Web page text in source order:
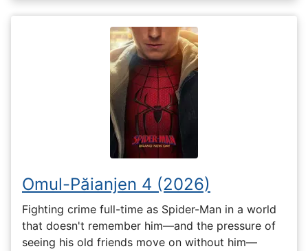
Omul-Păianjen 4 (2026)
Fighting crime full-time as Spider-Man in a world
that doesn't remember him—and the pressure of
seeing his old friends move on without him—